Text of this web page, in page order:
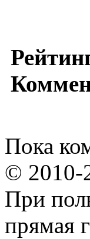
Пока
© 2010-
При
прямая